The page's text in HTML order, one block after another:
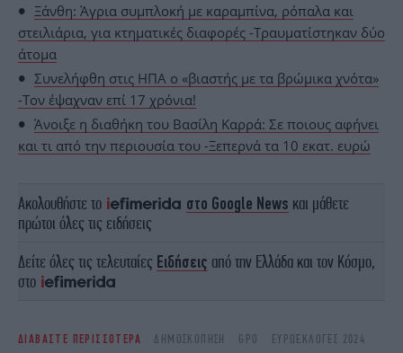
Ξάνθη: Άγρια συμπλοκή με καραμπίνα, ρόπαλα και
στειλιάρια, για κτηματικές διαφορές -Τραυματίστηκαν δύο
άτομα
Συνελήφθη στις ΗΠΑ ο «βιαστής με τα βρώμικα χνότα»
-Τον έψαχναν επί 17 χρόνια!
Άνοιξε η διαθήκη του Βασίλη Καρρά: Σε ποιους αφήνει
και τι από την περιουσία του -Ξεπερνά τα 10 εκατ. ευρώ
Ακολουθήστε το στο Google News και μάθετε
πρώτοι όλες τις ειδήσεις
Δείτε όλες τις τελευταίες Ειδήσεις από την Ελλάδα και τον Κόσμο,
στο
ΔΙΑΒΑΣΤΕ ΠΕΡΙΣΣΟΤΕΡΑ ΔΗΜΟΣΚΌΠΗΣΗ GPO
ΕΥΡΩΕΚΛΟΓΈΣ 2024